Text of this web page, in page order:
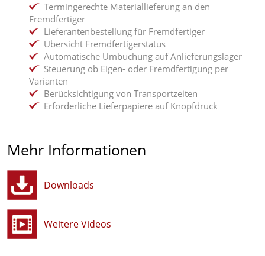
Termingerechte Materiallieferung an den
Fremdfertiger
Lieferantenbestellung für Fremdfertiger
Übersicht Fremdfertigerstatus
Automatische Umbuchung auf Anlieferungslager
Steuerung ob Eigen- oder Fremdfertigung per
Varianten
Berücksichtigung von Transportzeiten
Erforderliche Lieferpapiere auf Knopfdruck
Mehr Informationen
Downloads
Weitere Videos